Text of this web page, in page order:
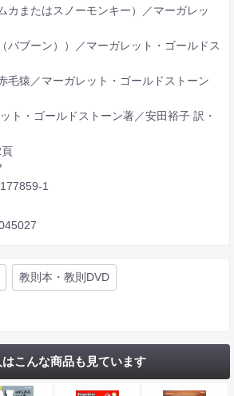
カまたはスノーモンキー）／マーガレッ
バブーン））／マーガレット・ゴールドス
毛猿／マーガレット・ゴールドストーン
ト・ゴールドストーン著／安田裕子 訳・
1
教則本・教則DVD
こんな商品も見ています